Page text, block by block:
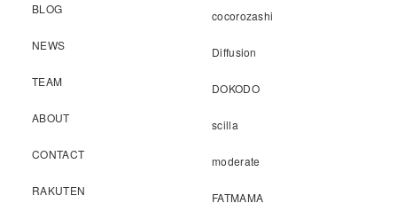
BLOG
NEWS
TEAM
ABOUT
CONTACT
RAKUTEN
cocorozashi
Diffusion
DOKODO
scilla
moderate
FATMAMA